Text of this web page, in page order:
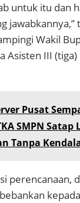
untuk itu dan
jawabkannya,”
Wakil
Asisten III (tiga)
Pusat
SMPN Satap
Tanpa
perencanaan,